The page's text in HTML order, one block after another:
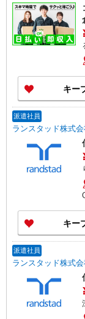
キー
派遣社員
ランスタッド株式
キー
派遣社員
ランスタッド株式